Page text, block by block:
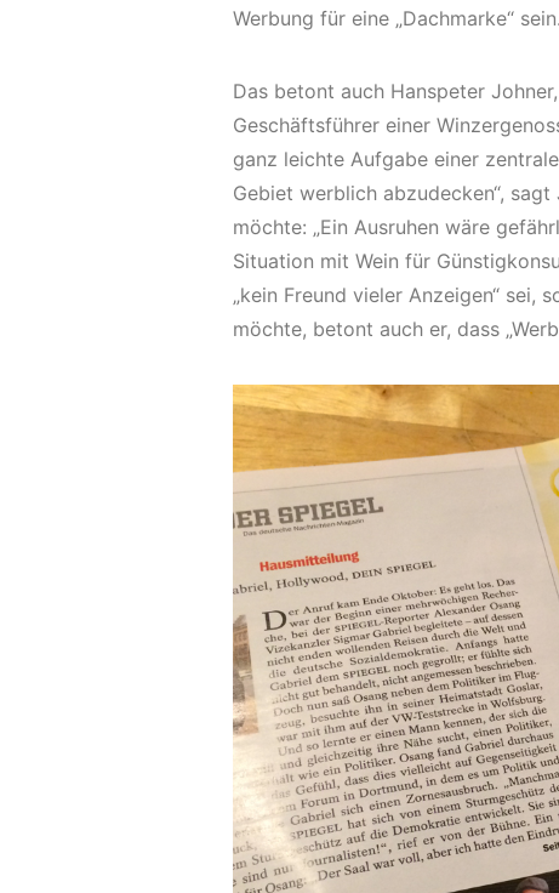
Werbung für eine „Dachmarke“ sein.
Das betont auch Hanspeter
Geschäftsführer einer
ganz leichte Aufgabe einer
Gebiet werblich abzudecken“,
möchte: „Ein Ausruhen wäre
Situation mit Wein für
„kein Freund vieler Anzeigen“ sei,
möchte, betont auch er, dass